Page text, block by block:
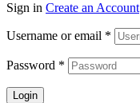
Sign in Create an Account
Username or email *
Password *
Login